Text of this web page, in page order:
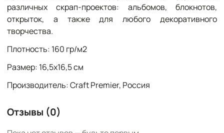
различных скрап-проектов: альбомов, блокнотов,
открыток, а также для любого декоративного
творчества.
Плотность: 160 гр/м2
Размер: 16,5х16,5 см
Производитель: Craft Premier, Россия
Отзывы (0)